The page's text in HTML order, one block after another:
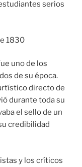
serios
1830
uno de los
de su época.
directo de
durante toda su
el sello de un
credibilidad
y los críticos